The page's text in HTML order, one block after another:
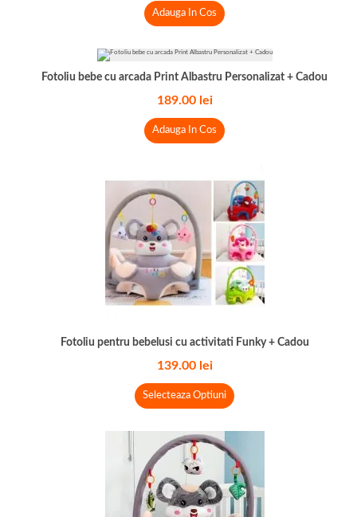
Adauga In Cos
Fotoliu bebe cu arcada Print Albastru Personalizat + Cadou
189.00 lei
Adauga In Cos
Fotoliu pentru bebelusi cu activitati Funky + Cadou
139.00 lei
Selecteaza Optiuni